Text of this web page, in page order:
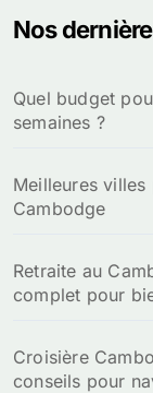
Nos
Quel budget
semaines ?
Meilleures villes
Cambodge
Retraite au
complet pour
Croisière
conseils pour